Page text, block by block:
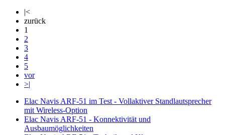
|<
zurück
1
2
3
4
5
vor
>|
Elac Navis ARF-51 im Test - Vollaktiver Standlautsprecher
mit Wireless-Option
Elac Navis ARF-51 - Konnektivität und
Ausbaumöglichkeiten